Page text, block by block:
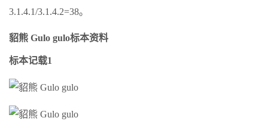
3.1.4.1/3.1.4.2=38。
貂熊 Gulo gulo标本资料
标本记载1